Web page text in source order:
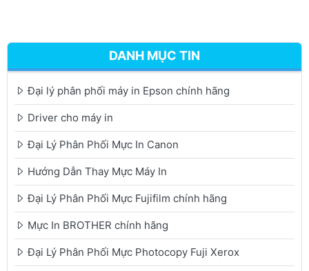
DANH MỤC TIN
Đại lý phân phối máy in Epson chính hãng
Driver cho máy in
Đại Lý Phân Phối Mực In Canon
Hướng Dẫn Thay Mực Máy In
Đại Lý Phân Phối Mực Fujifilm chính hãng
Mực In BROTHER chính hãng
Đại Lý Phân Phối Mực Photocopy Fuji Xerox